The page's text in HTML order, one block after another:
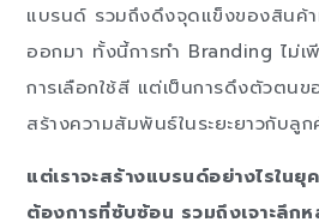
แบรนด์ รวมถึงดึงจุดแข็งของสินค้า
ออกมา ทั้งนี้การทำ Branding ไม่เ
การเลือกใช้สี แต่เป็นการดึงตัวตน
สร้างความสัมพันธ์ในระยะยาวกับลูก
แต่เราจะสร้างแบรนด์อย่างไรในยุ
ต้องการที่ซับซ้อน รวมถึงเจาะลึก